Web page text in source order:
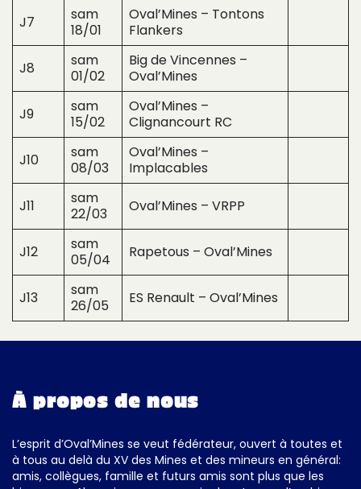
J7
sam
18/01
Oval’Mines – Tontons
Flankers
J8
sam
01/02
Big de Vincennes –
Oval’Mines
J9
sam
15/02
Oval’Mines –
Clignancourt RC
J10
sam
08/03
Oval’Mines –
Implacables
J11
sam
22/03
Oval’Mines – VRPP
J12
sam
05/04
Rapetous – Oval’Mines
J13
sam
26/05
ES Renault – Oval’Mines
À propos de nous
L’esprit d’Oval’Mines se veut fédérateur, ouvert à toutes et
à tous au delà du XV des Mines et des mineurs en général:
amis, collègues, famille et futurs amis sont plus que les